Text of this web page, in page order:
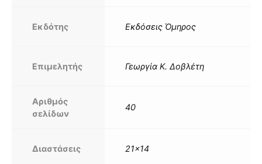
Εκδότης Εκδόσεις Όμηρος
Επιμελητής Γεωργία Κ. Δοβλέτη
Αριθμός
σελίδων
40
Διαστάσεις 21×14